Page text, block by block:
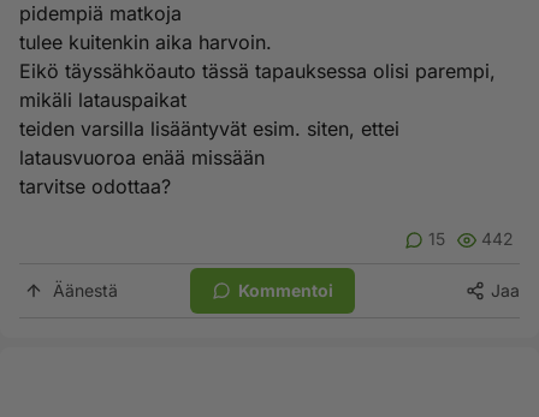
pidempiä matkoja
tulee kuitenkin aika harvoin.
Eikö täyssähköauto tässä tapauksessa olisi parempi,
mikäli latauspaikat
teiden varsilla lisääntyvät esim. siten, ettei
latausvuoroa enää missään
tarvitse odottaa?
15 442
Äänestä Kommentoi Jaa